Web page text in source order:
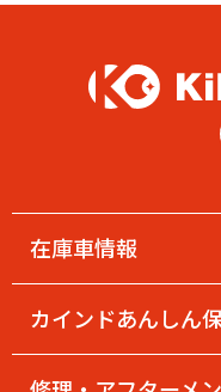
カインドアウトレット
コ
2025.12.28
【1月店休日並びに年末
在庫車情報
カインドあんしん